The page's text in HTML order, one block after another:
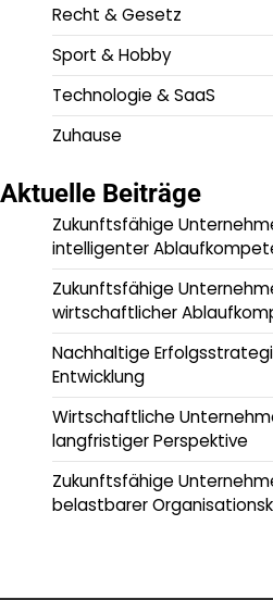
Recht & Gesetz
Sport & Hobby
Technologie & SaaS
Zuhause
Aktuelle Beiträge
Zukunftsfähige
intelligenter
Zukunftsfähige
wirtschaftlicher
Nachhaltige
Entwicklung
Wirtschaftliche
langfristiger Perspektive
Zukunftsfähige
belastbarer